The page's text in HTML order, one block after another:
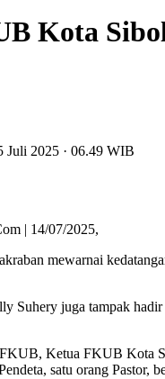
Kota
Juli 2025 · 06.49 WIB
| 14/07/2025,
mewarnai
Suhery juga tampak
Ketua FKUB Kota
satu orang Pastor,